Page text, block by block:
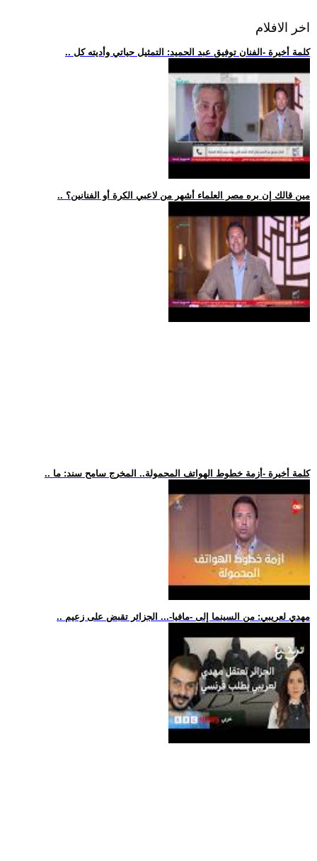
اخر الافلام
.. كلمة أخيرة -الفنان توفيق عبد الحميد: التمثيل حياتي وأديته كل
.. مين قالك إن بره مصر العلماء أشهر من لاعبي الكرة أو الفنانين؟
.. كلمة أخيرة -أزمة خطوط الهواتف المحمولة.. المخرج سامح سند: ما
.. مهدي لعريبي: من السينما إلى -مافيا-... الجزائر تقبض على زعيم